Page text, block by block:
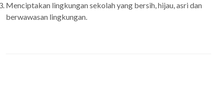
Menciptakan lingkungan sekolah yang bersih, hijau, asri dan
berwawasan lingkungan.